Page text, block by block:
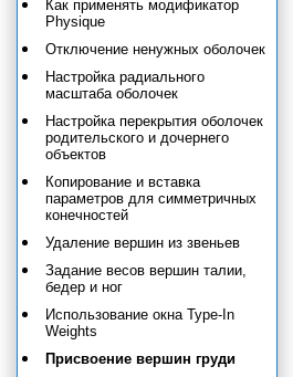
Как применять модификатор
Physique
Отключение ненужных оболочек
Настройка радиального
масштаба оболочек
Настройка перекрытия оболочек
родительского и дочернего
объектов
Копирование и вставка
параметров для симметричных
конечностей
Удаление вершин из звеньев
Задание весов вершин талии,
бедер и ног
Использование окна Type-In
Weights
Присвоение вершин груди